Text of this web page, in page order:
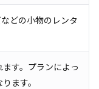
どの小物のレンタ
す。プランによっ
ます。